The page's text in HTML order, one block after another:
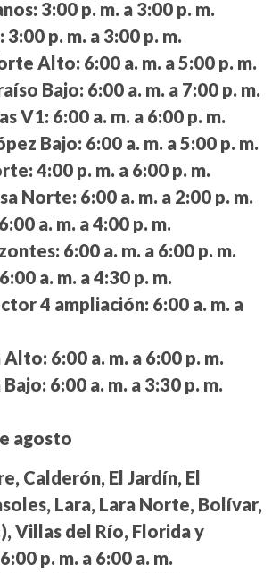
3:00 p. m. a 3:00 p. m.
3:00 p. m. a 3:00 p. m.
Alto: 6:00 a. m. a 5:00 p. m.
Bajo: 6:00 a. m. a 7:00 p. m.
V1: 6:00 a. m. a 6:00 p. m.
Bajo: 6:00 a. m. a 5:00 p. m.
4:00 p. m. a 6:00 p. m.
Norte: 6:00 a. m. a 2:00 p. m.
6:00 a. m. a 4:00 p. m.
6:00 a. m. a 6:00 p. m.
6:00 a. m. a 4:30 p. m.
4 ampliación: 6:00 a. m. a
Alto: 6:00 a. m. a 6:00 p. m.
6:00 a. m. a 3:30 p. m.
agosto
Calderón, El Jardín, El
Lara, Lara Norte, Bolívar,
Villas del Río, Florida y
6:00 p. m. a 6:00 a. m.